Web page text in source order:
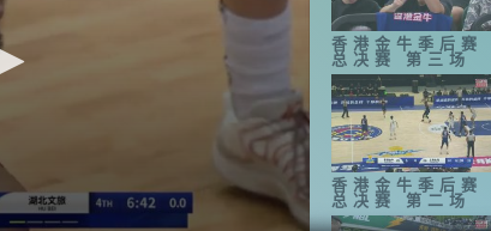
香港金牛季后赛
总决赛 第三场
香港金牛季后赛
总决赛 第二场